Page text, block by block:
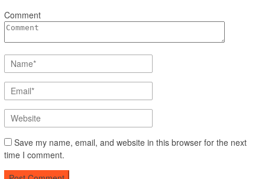
Comment
Save my name, email, and website in this browser for the next
time I comment.